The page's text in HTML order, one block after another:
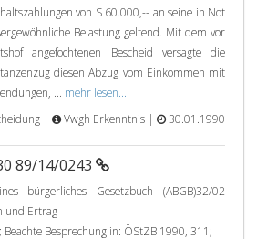
von S 60.000,-- an seine in Not
Belastung geltend. Mit dem vor
angefochtenen Bescheid versagte die
diesen Abzug vom Einkommen mit
... mehr lesen...
|
Vwgh Erkenntnis | 30.01.1990
89/14/0243
bürgerliches Gesetzbuch (ABGB)32/02
und Ertrag
Beachte Besprechung in: ÖStZB 1990, 311;